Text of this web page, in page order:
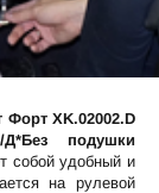
Форт XK.02002.D
подушки
собой удобный и
на рулевой